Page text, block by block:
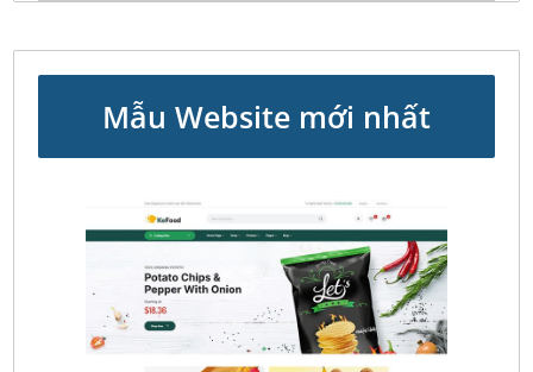
Mẫu Website mới nhất